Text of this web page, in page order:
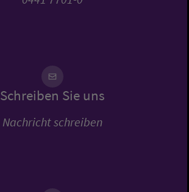
Schreiben Sie uns
Nachricht schreiben